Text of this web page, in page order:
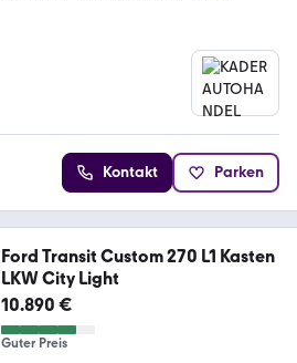
Kontakt Parken
Ford Transit Custom 270 L1 Kasten
LKW City Light
10.890 €
Guter Preis